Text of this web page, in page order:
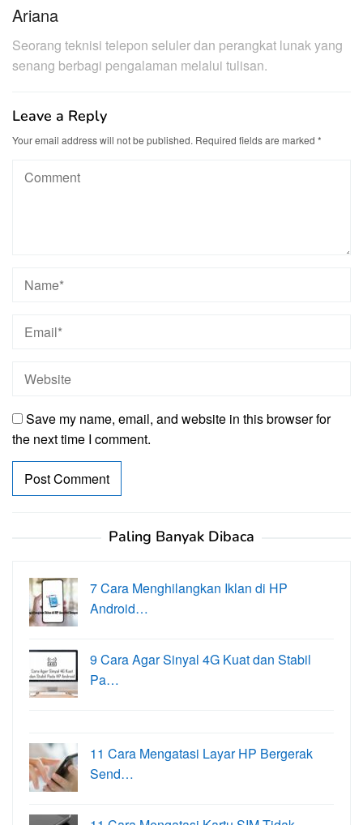
Ariana
Seorang teknisi telepon seluler dan perangkat lunak yang
senang berbagi pengalaman melalui tulisan.
Leave a Reply
Your email address will not be published. Required fields are marked *
Save my name, email, and website in this browser for
the next time I comment.
Paling Banyak Dibaca
7 Cara Menghilangkan Iklan di HP
Android…
9 Cara Agar Sinyal 4G Kuat dan Stabil
Pa…
11 Cara Mengatasi Layar HP Bergerak
Send…